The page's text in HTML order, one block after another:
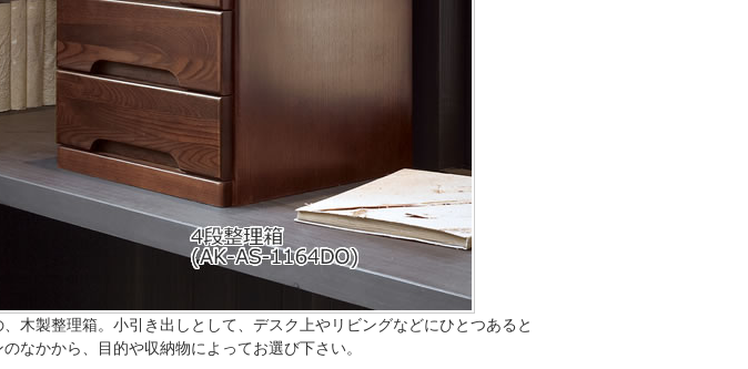
木製整理箱。小引き出しとして、デスク上やリビングなどにひとつあると
なかから、目的や収納物によってお選び下さい。